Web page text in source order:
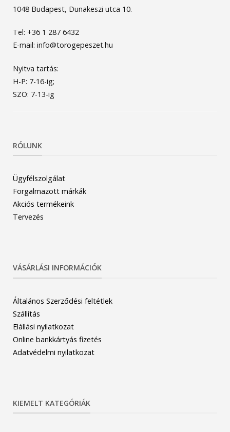
1048 Budapest, Dunakeszi utca 10.
Tel: +36 1 287 6432
E-mail: info@torogepeszet.hu
Nyitva tartás:
H-P: 7-16-ig;
SZO: 7-13-ig
RÓLUNK
Ügyfélszolgálat
Forgalmazott márkák
Akciós termékeink
Tervezés
VÁSÁRLÁSI INFORMÁCIÓK
Általános Szerződési feltétlek
Szállítás
Elállási nyilatkozat
Online bankkártyás fizetés
Adatvédelmi nyilatkozat
KIEMELT KATEGÓRIÁK